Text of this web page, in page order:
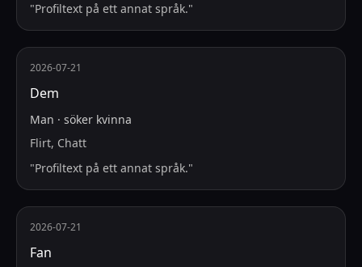
"Profiltext på ett annat språk."
2026-07-21
Dem
Man · söker kvinna
Flirt, Chatt
"Profiltext på ett annat språk."
2026-07-21
Fan